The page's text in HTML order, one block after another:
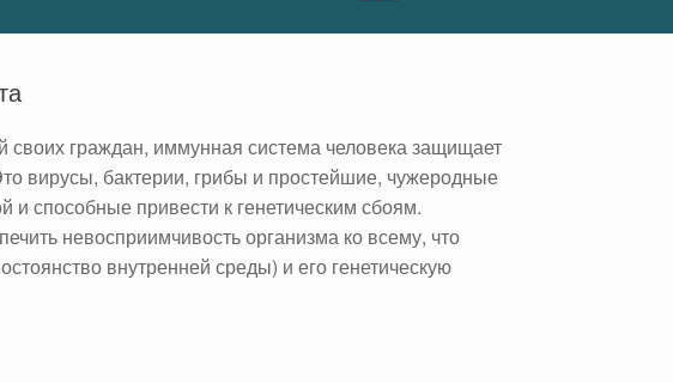
граждан, иммунная система человека защищает
вирусы, бактерии, грибы и простейшие, чужеродные
и способные привести к генетическим сбоям.
невосприимчивость организма ко всему, что
внутренней среды) и его генетическую